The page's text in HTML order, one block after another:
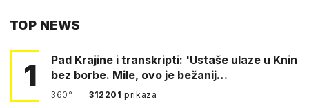
TOP NEWS
1
Pad Krajine i transkripti: 'Ustaše ulaze u Knin
bez borbe. Mile, ovo je bežanij…
360° 312201prikaza